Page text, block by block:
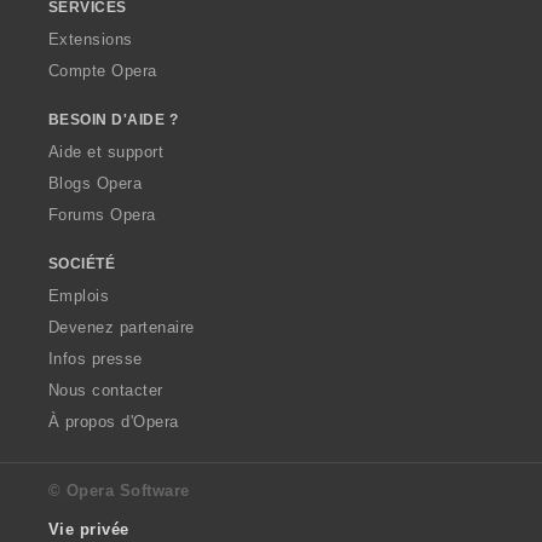
SERVICES
Extensions
Compte Opera
BESOIN D'AIDE ?
Aide et support
Blogs Opera
Forums Opera
SOCIÉTÉ
Emplois
Devenez partenaire
Infos presse
Nous contacter
À propos d'Opera
© Opera Software
Vie privée